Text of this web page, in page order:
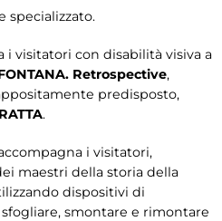
specializzato.
i visitatori con disabilità visiva a
Retrospective,
predisposto,
.
i visitatori,
maestri della storia della
dispositivi di
smontare e rimontare